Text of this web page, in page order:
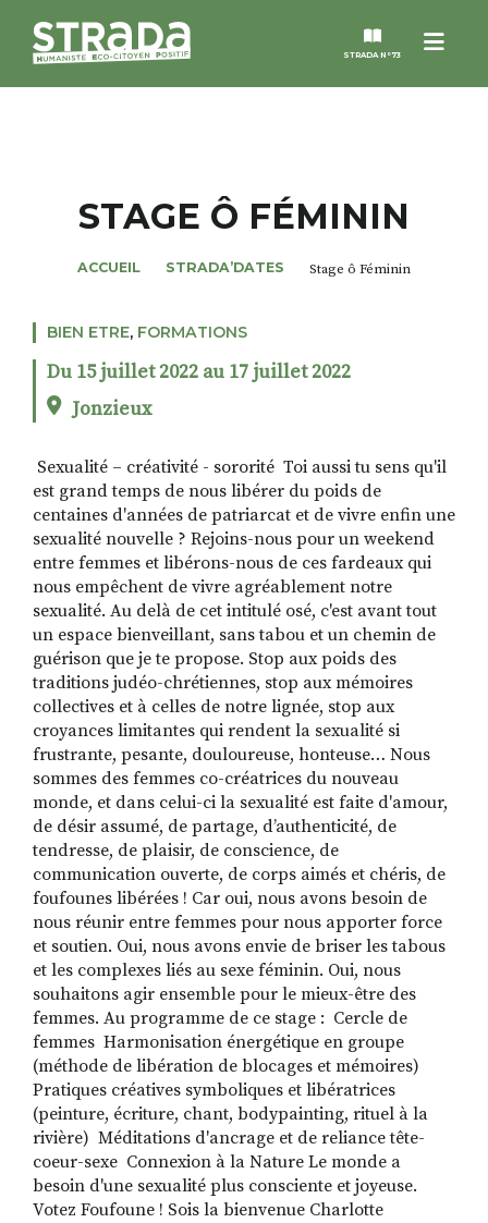
Menu
STRADA N°73
MAGAZINES
NOS THÈMES
STRADA’DATES
ALTER STRADA
RECHERCHER
S'ABONNER
S'INSCRIRE À LA NEWSLETTER
FACEBOOKINSTAGRAM
LINKEDINYOUTUBE
STAGE Ô FÉMININ
ACCUEIL STRADA’DATES Stage ô Féminin
BIEN ETRE, FORMATIONS
Du 15 juillet 2022 au 17 juillet 2022
Jonzieux
​ Sexualité – créativité - sororité ​ Toi aussi tu sens qu'il
est grand temps de nous libérer du poids de
centaines d'années de patriarcat et de vivre enfin une
sexualité nouvelle ? Rejoins-nous pour un weekend
entre femmes et libérons-nous de ces fardeaux qui
nous empêchent de vivre agréablement notre
sexualité. Au delà de cet intitulé osé, c'est avant tout
un espace bienveillant, sans tabou et un chemin de
guérison que je te propose. Stop aux poids des
traditions judéo-chrétiennes, stop aux mémoires
collectives et à celles de notre lignée, stop aux
croyances limitantes qui rendent la sexualité si
frustrante, pesante, douloureuse, honteuse… Nous
sommes des femmes co-créatrices du nouveau
monde, et dans celui-ci la sexualité est faite d'amour,
de désir assumé, de partage, d’authenticité, de
tendresse, de plaisir, de conscience, de
communication ouverte, de corps aimés et chéris, de
foufounes libérées ! Car oui, nous avons besoin de
nous réunir entre femmes pour nous apporter force
et soutien. Oui, nous avons envie de briser les tabous
et les complexes liés au sexe féminin. Oui, nous
souhaitons agir ensemble pour le mieux-être des
femmes. Au programme de ce stage : ​ Cercle de
femmes ​ Harmonisation énergétique en groupe
(méthode de libération de blocages et mémoires) ​
Pratiques créatives symboliques et libératrices
(peinture, écriture, chant, bodypainting, rituel à la
rivière) ​ Méditations d'ancrage et de reliance tête-
coeur-sexe ​ Connexion à la Nature Le monde a
besoin d'une sexualité plus consciente et joyeuse.
Votez Foufoune ! Sois la bienvenue Charlotte